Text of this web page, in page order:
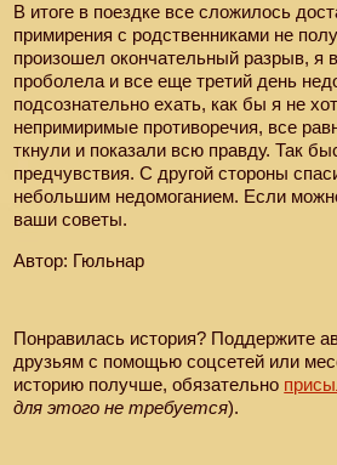
В итоге в поездке все сложилось
примирения с родственниками не
произошел окончательный разрыв, я
проболела и все еще третий день
подсознательно ехать, как бы я не
непримиримые противоречия, все
ткнули и показали всю правду. Так
предчувствия. С другой стороны
небольшим недомоганием. Если
ваши советы.
Автор: Гюльнар
Понравилась история? Поддержите
друзьям с помощью соцсетей или
историю получше, обязательно
для этого не требуется).